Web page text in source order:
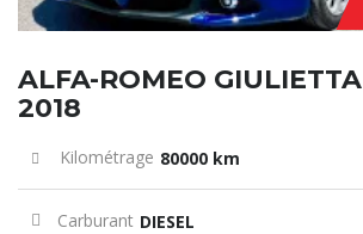
ALFA-ROMEO GIULIETTA
2018
Kilométrage 80000 km
Carburant DIESEL